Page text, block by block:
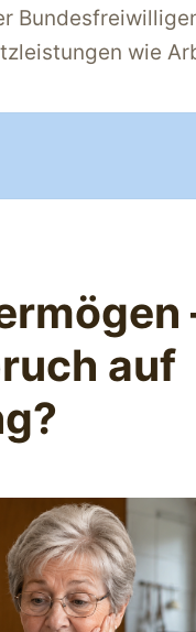
wie
auf